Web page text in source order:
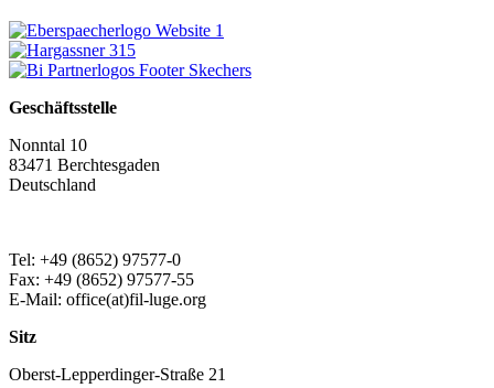
Geschäftsstelle
Nonntal 10
83471 Berchtesgaden
Deutschland
Tel: +49 (8652) 97577-0
Fax: +49 (8652) 97577-55
E-Mail: office(at)fil-luge.org
Sitz
Oberst-Lepperdinger-Straße 21